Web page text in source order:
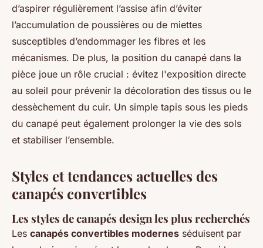
d’aspirer régulièrement l’assise afin d’éviter
l’accumulation de poussières ou de miettes
susceptibles d’endommager les fibres et les
mécanismes. De plus, la position du canapé dans la
pièce joue un rôle crucial : évitez l'exposition directe
au soleil pour prévenir la décoloration des tissus ou le
dessèchement du cuir. Un simple tapis sous les pieds
du canapé peut également prolonger la vie des sols
et stabiliser l’ensemble.
Styles et tendances actuelles des
canapés convertibles
Les styles de canapés design les plus recherchés
Les canapés convertibles modernes séduisent par